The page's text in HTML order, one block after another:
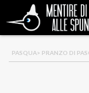
PASQUA> PRANZO DI